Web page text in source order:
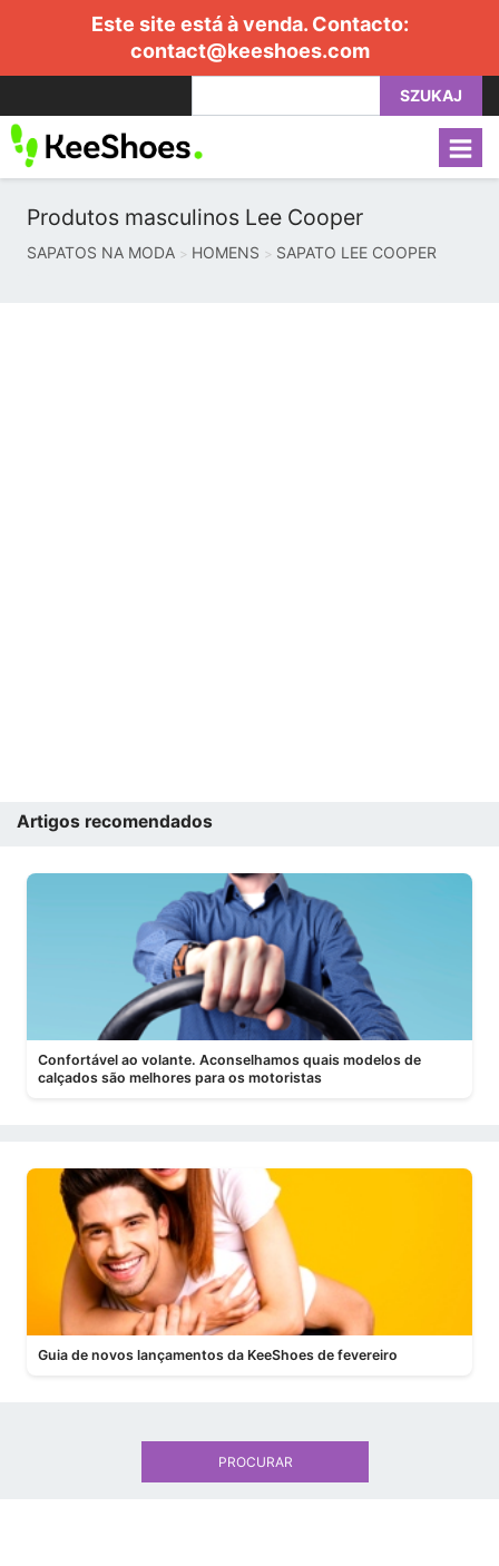
Este site está à venda. Contacto:
contact@keeshoes.com
SZUKAJ
Produtos masculinos Lee Cooper
SAPATOS NA MODA HOMENS SAPATO LEE COOPER
Artigos recomendados
Confortável ao volante. Aconselhamos quais modelos de
calçados são melhores para os motoristas
Guia de novos lançamentos da KeeShoes de fevereiro
PROCURAR